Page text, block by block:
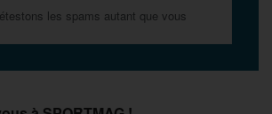
les spams autant que vous